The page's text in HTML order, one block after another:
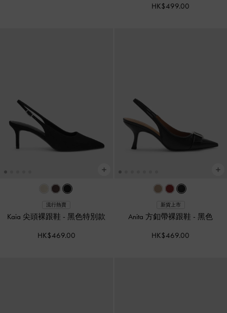
HK$499.00
流行熱賣
Kaia 尖頭裸跟鞋 -黑色特別款
HK$469.00
新貨上市
Anita 方釦帶裸跟鞋 -黑色
HK$469.00